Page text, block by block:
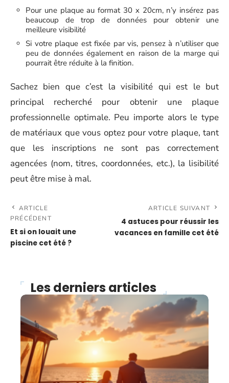
Pour une plaque au format 30 x 20cm, n’y insérez pas
beaucoup de trop de données pour obtenir une
meilleure visibilité
Si votre plaque est fixée par vis, pensez à n’utiliser que
peu de données également en raison de la marge qui
pourrait être réduite à la finition.
Sachez bien que c’est la visibilité qui est le but
principal recherché pour obtenir une plaque
professionnelle optimale. Peu importe alors le type
de matériaux que vous optez pour votre plaque, tant
que les inscriptions ne sont pas correctement
agencées (nom, titres, coordonnées, etc.), la lisibilité
peut être mise à mal.
ARTICLE
PRÉCÉDENT
Et si on louait une
piscine cet été ?
ARTICLE SUIVANT
4 astuces pour réussir les
vacances en famille cet été
Les derniers articles